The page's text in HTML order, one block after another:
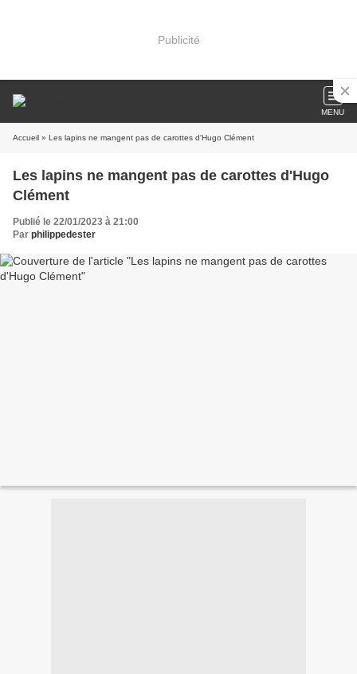
Publicité
MENU
Accueil » Les lapins ne mangent pas de carottes d'Hugo Clément
Les lapins ne mangent pas de carottes d'Hugo
Clément
Publié le 22/01/2023 à 21:00
Par philippedester